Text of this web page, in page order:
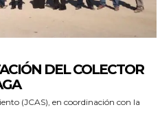
DEL COLECTOR
(JCAS), en coordinación con la